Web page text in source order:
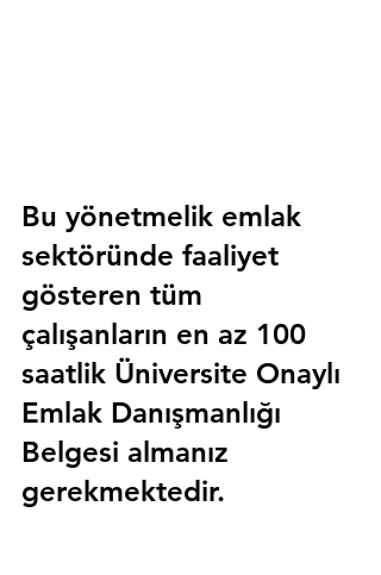
Bu yönetmelik emlak
sektöründe faaliyet
gösteren tüm
çalışanların en az 100
saatlik Üniversite Onaylı
Emlak Danışmanlığı
Belgesi almanız
gerekmektedir.